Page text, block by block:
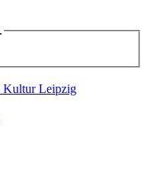
Kultur Leipzig